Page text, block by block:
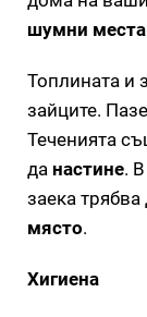
шумни места
Топлината и
зайците.
Теченията
да настине.
заека трябва
място.
Хигиена